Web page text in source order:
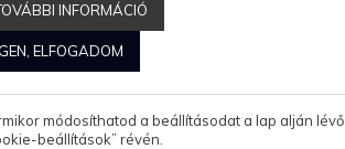
Összesen: 89 Termék
INFORMÁCIÓ
ELFOGADOM
módosíthatod a beállításodat a lap alján lévő
beállítások” révén.